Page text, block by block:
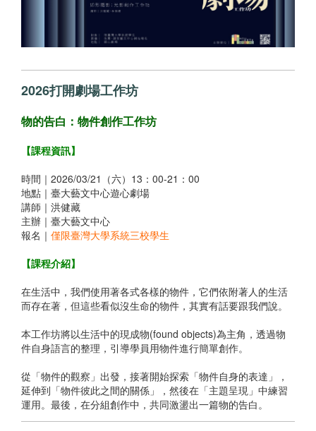
2026打開劇場工作坊
物的告白：物件創作工作坊
【課程資訊】
時間｜2026/03/21（六）13：00-21：00
地點｜臺大藝文中心遊心劇場
講師｜洪健藏
主辦｜臺大藝文中心
報名｜ 僅限臺灣大學系統三校學生
【課程介紹】
在生活中，我們使用著各式各樣的物件，它們依附著人的生活
而存在著，但這些看似沒生命的物件，其實有話要跟我們說。
本工作坊將以生活中的現成物(found objects)為主角，透過物
件自身語言的整理，引導學員用物件進行簡單創作。
從「物件的觀察」出發，接著開始探索「物件自身的表達」，
延伸到「物件彼此之間的關係」，然後在「主題呈現」中練習
運用。最後，在分組創作中，共同激盪出一篇物的告白。